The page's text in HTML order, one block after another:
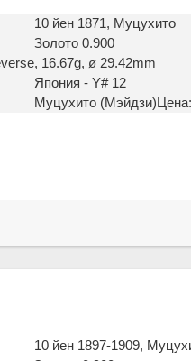
10 йен 1871, Муцухито
Золото 0.900
, 16.67g, ø 29.42mm
Япония - Y# 12
Муцухито (Мэйдзи)
10 йен 1897-1909,